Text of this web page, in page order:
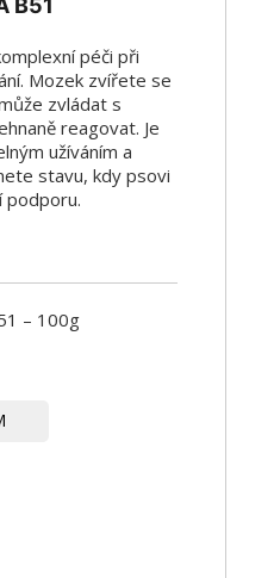
péči při
Mozek zvířete se
zvládat s
reagovat. Je
užíváním a
stavu, kdy psovi
podporu.
– 100g